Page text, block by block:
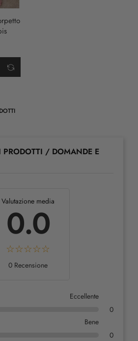
PRODOTTI / DOMANDE E
Valutazione media
0.0
0 Recensione
Eccellente
0
Bene
0